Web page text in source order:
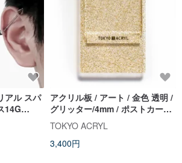
アル スパ
14G
付 フェ
アクリル板 / アート / 金色 透明 /
グリッター/4mm / ポストカード
サイズ
TOKYO ACRYL
3,400円